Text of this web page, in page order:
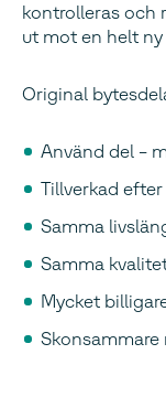
kontrolleras och
ut mot en helt ny
Original
Använd del –
Tillverkad
Samma
Samma
Mycket